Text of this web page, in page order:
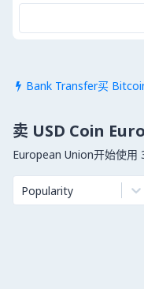
 Bank Transfer买
卖 USD Coin
European Union开始使用
Popularity